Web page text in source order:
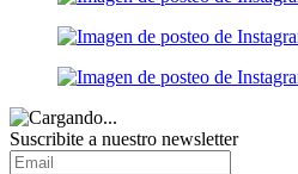
Suscribite a nuestro newsletter